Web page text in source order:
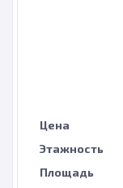
Цена
Этажность
Площадь